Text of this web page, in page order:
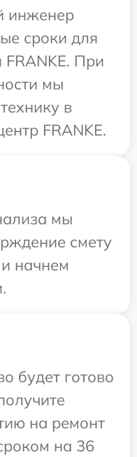
инженер
сроки для
FRANKE. При
мы
в
FRANKE.
мы
смету
начнем
будет готово
на ремонт
на 36